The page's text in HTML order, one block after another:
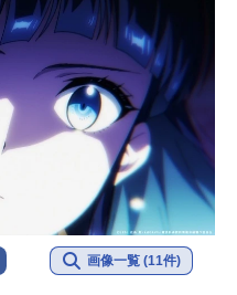
画像一覧 (11件)